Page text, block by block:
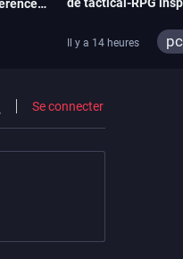
de tactical-RPG
Il y a 14 heures pc
Se connecter